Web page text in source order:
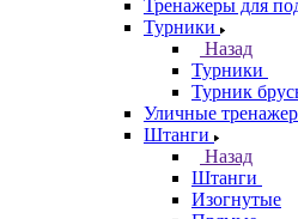
Тренажеры для
Турники
Назад
Турники
Турник
Уличные
Штанги
Назад
Штанги
Изогнутые